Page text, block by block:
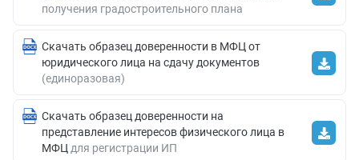
получения градостроительного плана
Скачать образец доверенности в МФЦ от
юридического лица на сдачу документов
(единоразовая)
Скачать образец доверенности на
представление интересов физического лица в
МФЦ для регистрации ИП